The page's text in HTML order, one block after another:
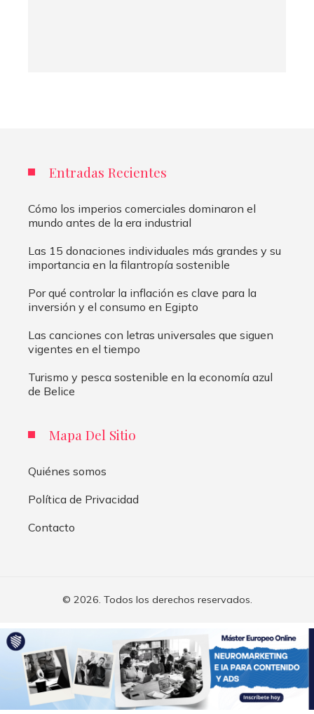
Entradas Recientes
Cómo los imperios comerciales dominaron el
mundo antes de la era industrial
Las 15 donaciones individuales más grandes y su
importancia en la filantropía sostenible
Por qué controlar la inflación es clave para la
inversión y el consumo en Egipto
Las canciones con letras universales que siguen
vigentes en el tiempo
Turismo y pesca sostenible en la economía azul
de Belice
Mapa Del Sitio
Quiénes somos
Política de Privacidad
Contacto
© 2026. Todos los derechos reservados.